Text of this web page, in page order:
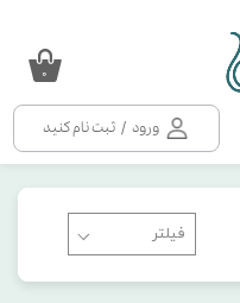
ورود / ثبت نام کنید
۰